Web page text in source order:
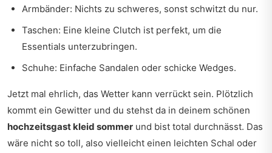
Armbänder: Nichts zu schweres, sonst schwitzt du nur.
Taschen: Eine kleine Clutch ist perfekt, um die
Essentials unterzubringen.
Schuhe: Einfache Sandalen oder schicke Wedges.
Jetzt mal ehrlich, das Wetter kann verrückt sein. Plötzlich
kommt ein Gewitter und du stehst da in deinem schönen
hochzeitsgast kleid sommer und bist total durchnässt. Das
wäre nicht so toll, also vielleicht einen leichten Schal oder